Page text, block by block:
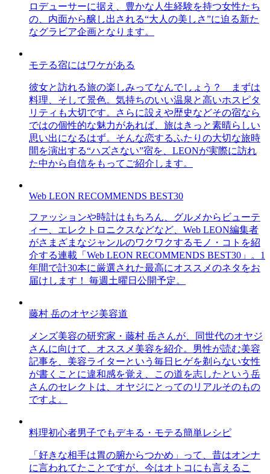
ロデューサーに据え、豊かな人生経験を持つ女性たち
の、内面から醸し出される“大人の美しさ”に迫る新た
なグラビア企画となります。
モテる宿にはワケがある
彼女と訪れる旅の楽しみってなんでしょう？ まずは
料理、そして景色。気持ちのいい温泉と高いホスピタ
リティも大切です。さらに設えや歴史などその宿なら
ではの個性的な魅力があれば、旅はきっと素晴らしい
思い出になるはず。そんな恋するふたりの大切な旅時
間を演出する“ハズさない”宿を、LEONが実際に訪れ
た中から自信をもってご紹介します。
Web LEON RECOMMENDS BEST30
ファッションや時計はもちろん、グルメからビューテ
ィー、エレクトロニクスなどなど、Web LEON編集者
がさまざまなジャンルのワクワクするモノ・コトを紹
介する連載「Web LEON RECOMMENDS BEST30」。1
年間で計30本に厳選された最高にオススメのネタをお
届けします！ 毎週土曜日公開予定。
藤村 岳のオヤジ美容道
メンズ美容の研究家・藤村 岳さんが、同世代のオヤジ
さんに向けて、オススメ美容を紹介。男性が読む美容
記事を、美容ライターという毎日ヒゲを剃らない女性
が書くことに違和感を覚え、この道を志したという岳
さんのセレクトは、オヤジにとってのリアルそのもの
ですよ。
料理初心者男子でもデキる・モテる簡単レシピ
「好きな相手は胃の腑からつかめ」って、昔はオンナ
に言われてたことですが、今はオトコにも言えるこ